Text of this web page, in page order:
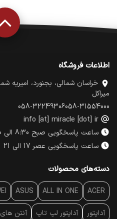
اطلاعات فروشگاه
خراسان شمالی، بجنورد، امیریه
میراکل
058-31554000
058-32249306
info [at] miracle [dot] ir
ساعت پاسخگویی صبح 8:30 الی 13:30
ساعت پاسخگویی عصر 17 الی 21
دسته‌های محصولات
ACER
ALL IN ONE
ASUS
آداپتور آداپتور لپ تاپ آنتن‌